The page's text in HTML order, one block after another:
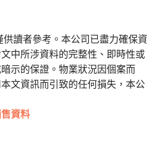
讀者參考。本公司已盡力確保資
中所涉資料的完整性、即時性或
示的保證。物業狀況因個案而
文資訊而引致的任何損失，本公
資料